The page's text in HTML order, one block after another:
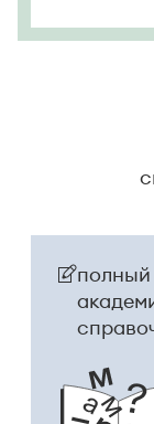
полный